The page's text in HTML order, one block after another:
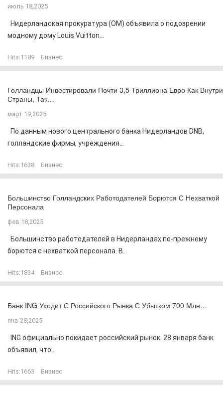
июль 18,2025
Нидерландская прокуратура (OM) объявила о подозрении
модному дому Louis Vuitton...
Hits:1189 Бизнес
Голландцы Инвестировали Почти 3,5 Триллиона Евро Как Внутри
Страны, Так…
март 19,2025
По данным нового центрального банка Нидерландов DNB,
голландские фирмы, учреждения...
Hits:1638 Бизнес
Большинство Голландских Работодателей Борются С Нехваткой
Персонала
фев 18,2025
Большинство работодателей в Нидерландах по-прежнему
борются с нехваткой персонала. В...
Hits:1834 Бизнес
Банк ING Уходит С Российского Рынка С Убытком 700 Млн…
янв 28,2025
ING официально покидает российский рынок. 28 января банк
объявил, что...
Hits:1663 Бизнес